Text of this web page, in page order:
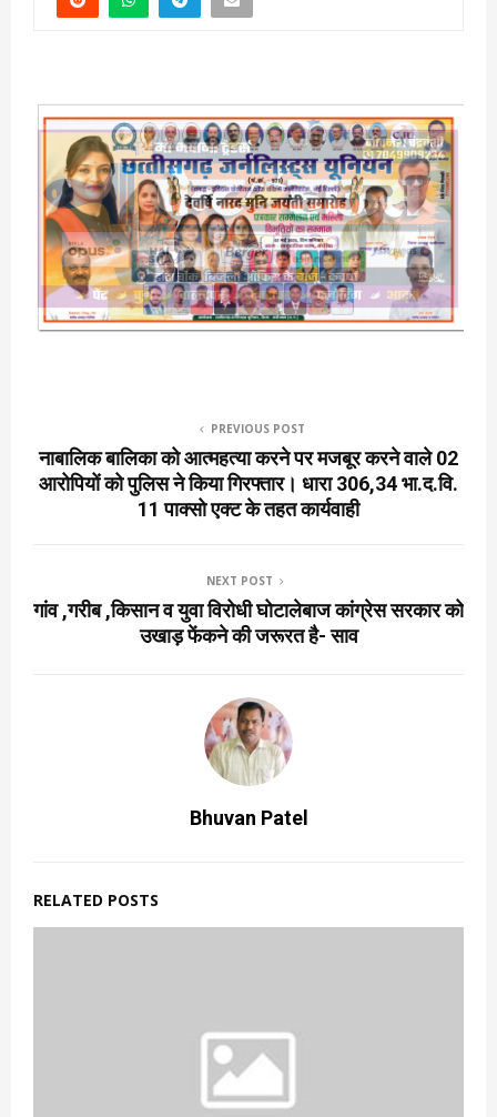
PREVIOUS POST
नाबालिक बालिका को आत्महत्या करने पर मजबूर करने वाले 02
आरोपियों को पुलिस ने किया गिरफ्तार। धारा 306,34 भा.द.वि.
11 पाक्सो एक्ट के तहत कार्यवाही
NEXT POST
गांव ,गरीब ,किसान व युवा विरोधी घोटालेबाज कांग्रेस सरकार को
उखाड़ फेंकने की जरूरत है- साव
Bhuvan Patel
RELATED POSTS